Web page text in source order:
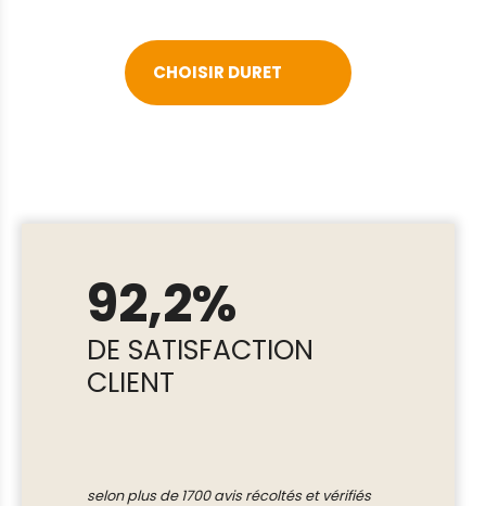
CHOISIR DURET
92,2%
DE SATISFACTION
CLIENT
selon plus de 1700 avis récoltés et vérifiés